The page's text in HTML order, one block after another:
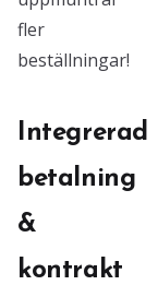
fler
beställningar!
Integrerad
betalning
&
kontrakt